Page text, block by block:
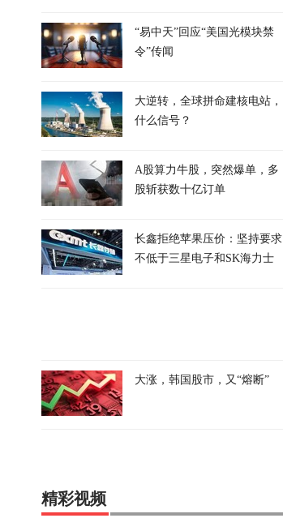
“易中天”回应“美国光模块禁
令”传闻
大逆转，全球拼命建核电站，
什么信号？
A股算力牛股，突然爆单，多
股斩获数十亿订单
长鑫拒绝苹果压价：坚持要求
不低于三星电子和SK海力士
大涨，韩国股市，又“熔断”
精彩视频